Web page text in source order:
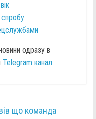
спробу
одразу в
Telegram канал
що команда